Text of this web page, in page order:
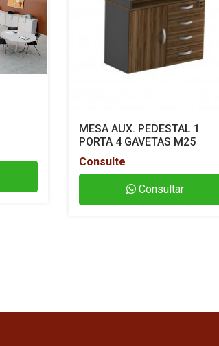
MESA AUX. PEDESTAL 1
PORTA 4 GAVETAS M25
Consulte
Consultar